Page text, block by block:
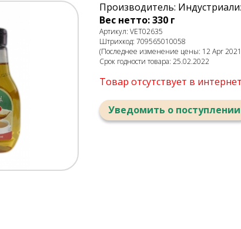
Производитель:
Вес нетто: 330 г
Артикул: VET02635
Штрихкод: 709565010058
(Последнее изменение цены: 12 Apr
Срок годности товара: 25.02.2022
Товар отсутствует в
Уведомить о поступлении